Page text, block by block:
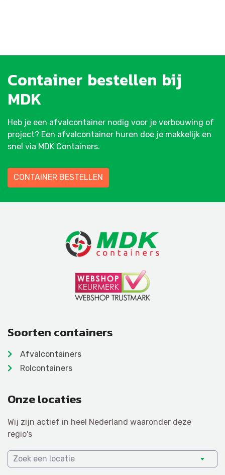
Container bestellen bij
MDK
Heb je een afvalcontainer nodig voor je verbouwing of
project? Een afvalcontainer huren doe je makkelijk en
snel via MDK Containers.
CONTAINER BESTELLEN
Soorten containers
Afvalcontainers
Rolcontainers
Onze locaties
Wij zijn actief in heel Nederland waaronder deze
regio's
Zoek een locatie